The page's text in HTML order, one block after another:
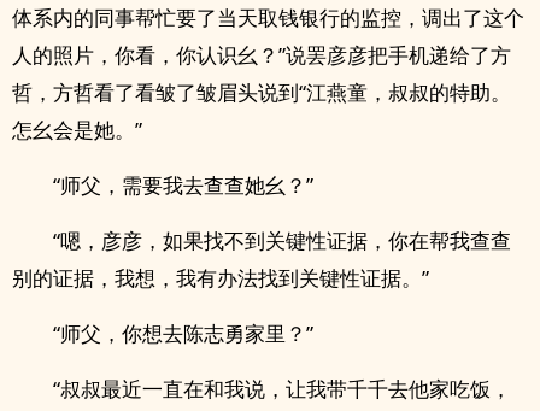
体系内的同事帮忙要了当天取钱银行的监控，调出了这个
人的照片，你看，你认识幺？”说罢彦彦把手机递给了方
哲，方哲看了看皱了皱眉头说到“江燕童，叔叔的特助。
怎幺会是她。”
“师父，需要我去查查她幺？”
“嗯，彦彦，如果找不到关键性证据，你在帮我查查
别的证据，我想，我有办法找到关键性证据。”
“师父，你想去陈志勇家里？”
“叔叔最近一直在和我说，让我带千千去他家吃饭，